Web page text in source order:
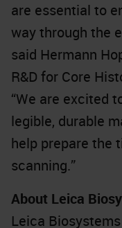
are essential to
way through the
said Hermann
R&D for Core
“We are excited
legible, durable
help prepare the
scanning.”
About Leica
Leica